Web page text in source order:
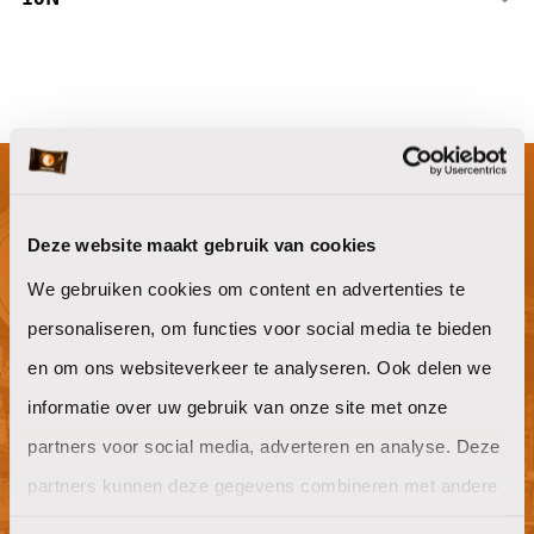
Deze website maakt gebruik van cookies
We gebruiken cookies om content en advertenties te
personaliseren, om functies voor social media te bieden
en om ons websiteverkeer te analyseren. Ook delen we
informatie over uw gebruik van onze site met onze
partners voor social media, adverteren en analyse. Deze
partners kunnen deze gegevens combineren met andere
Niet gevonden waar je naar op zoek
bent?
Willen jullie ook goeie koffie op het
werk?